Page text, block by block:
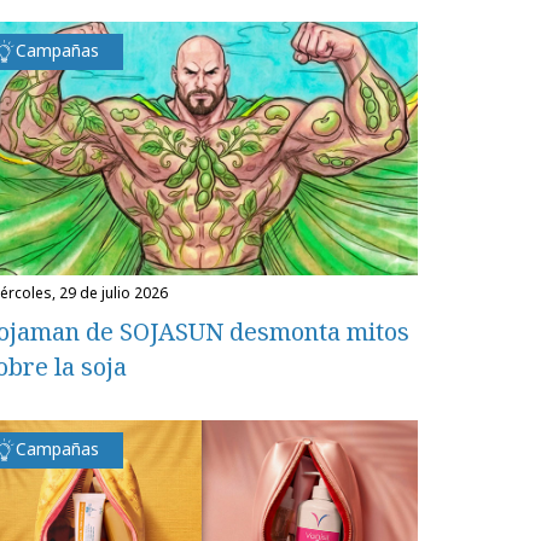
Campañas
29 de julio 2026
de SOJASUN desmonta mitos
la soja
Campañas